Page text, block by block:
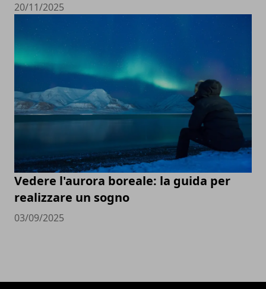
20/11/2025
Vedere l'aurora boreale: la guida per
realizzare un sogno
03/09/2025